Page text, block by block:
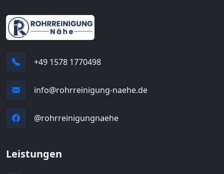
+49 1578 1770498
info@rohrreinigung-naehe.de
@rohrreinigungnaehe
Leistungen